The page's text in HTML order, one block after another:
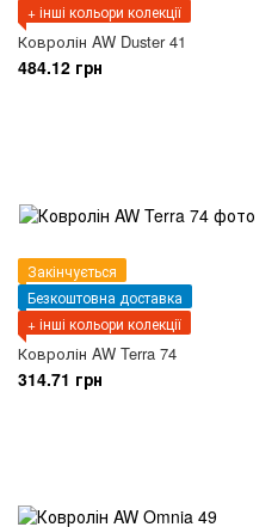
+ інші кольори колекції
Ковролін AW Duster 41
484.12 грн
Закінчується
Безкоштовна доставка
+ інші кольори колекції
Ковролін AW Terra 74
314.71 грн